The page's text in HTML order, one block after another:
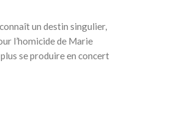
un destin singulier,
l’homicide de Marie
se produire en concert